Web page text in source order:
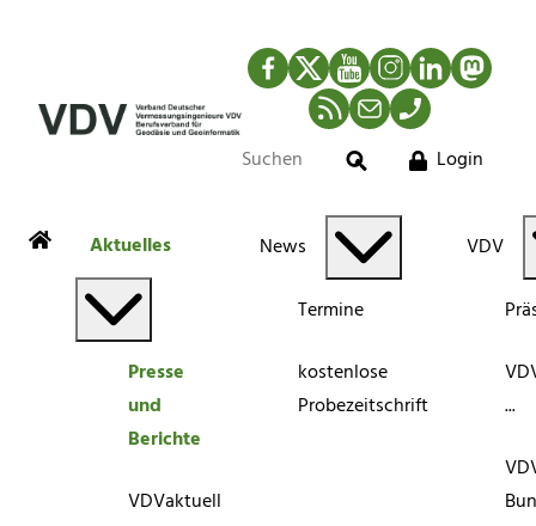
Facebook
TwitterYouTubeInstagram
LinkedIn
RSS-Newsfeed
MailTelefon
Suche
Login
Aktuelles
Presse
und
Berichte
VDVaktuell
News
Termine
kostenlose
Probezeitschrift
VDV
...